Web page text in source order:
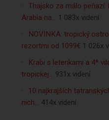
Thajsko za málo peňazí:
Arabia na… 1 083x videní
NOVINKA: tropický
rezortmi od 1099€ 1 026x
Krabi s letenkami a 4*
tropickej… 931x videní
10 najkrajších
nich… 414x videní